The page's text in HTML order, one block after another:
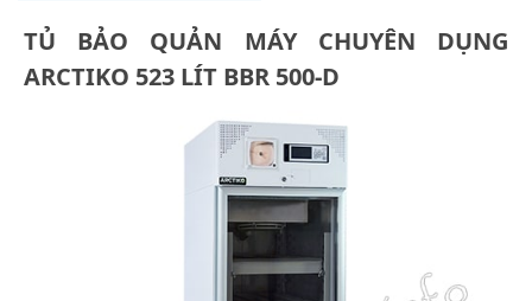
TỦ BẢO QUẢN MÁY CHUYÊN DỤNG
ARCTIKO 523 LÍT BBR 500-D